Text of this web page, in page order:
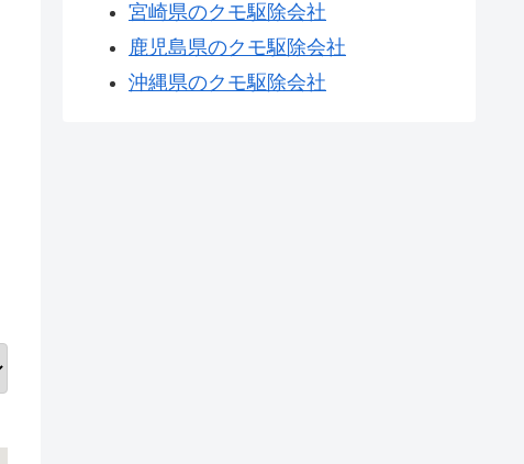
宮崎県のクモ駆除会社
鹿児島県のクモ駆除会社
沖縄県のクモ駆除会社